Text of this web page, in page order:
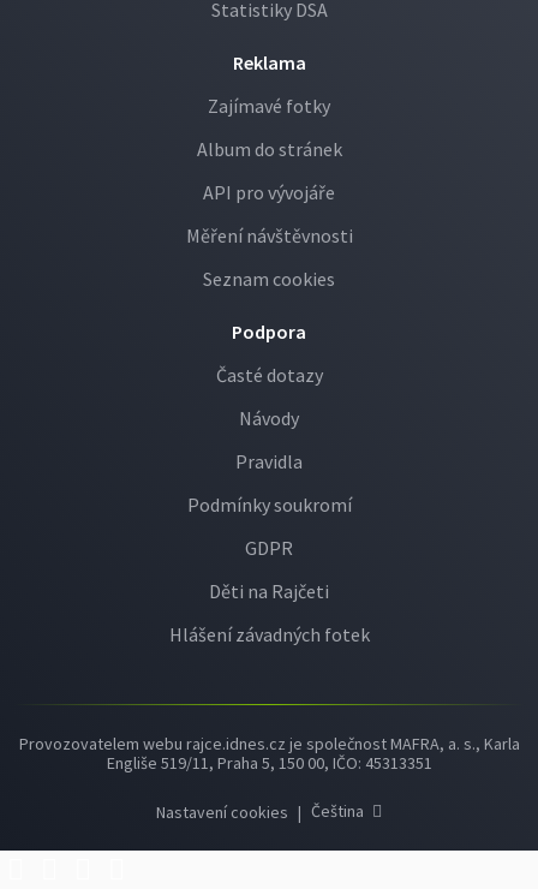
Statistiky DSA
Reklama
Zajímavé fotky
Album do stránek
API pro vývojáře
Měření návštěvnosti
Seznam cookies
Podpora
Časté dotazy
Návody
Pravidla
Podmínky soukromí
GDPR
Děti na Rajčeti
Hlášení závadných fotek
Provozovatelem webu rajce.idnes.cz je společnost MAFRA, a. s., Karla
Engliše 519/11, Praha 5, 150 00, IČO: 45313351
Nastavení cookies | Čeština